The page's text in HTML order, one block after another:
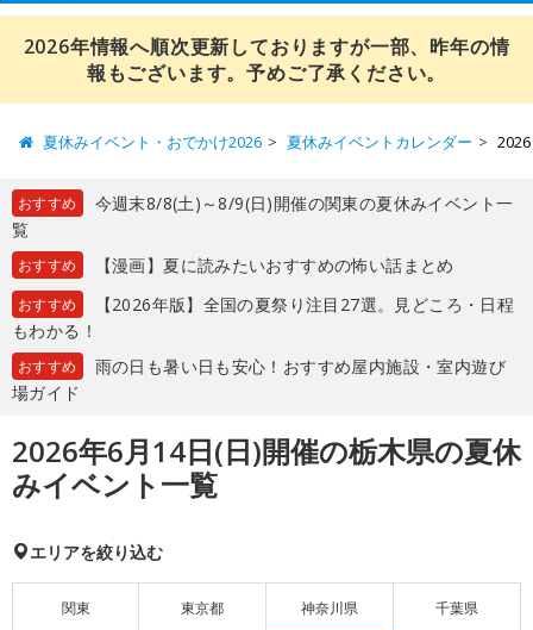
2026年情報へ順次更新しておりますが一部、昨年の情
報もございます。予めご了承ください。
夏休みイベント・おでかけ2026 夏休みイベントカレンダー
おすすめ
今週末8/8(土)～8/9(日)開催の関東の夏休みイベント一
覧
おすすめ 【漫画】夏に読みたいおすすめの怖い話まとめ
おすすめ
【2026年版】全国の夏祭り注目27選。見どころ・日程
もわかる！
おすすめ
雨の日も暑い日も安心！おすすめ屋内施設・室内遊び
場ガイド
2026年6月14日(日)開催の栃木県の夏休
みイベント一覧
エリアを絞り込む
関東 東京都 神奈川県 千葉県